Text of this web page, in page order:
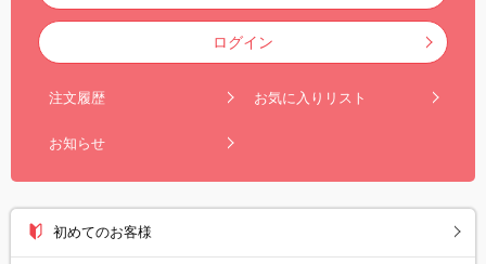
ログイン
注文履歴 お気に入りリスト
お知らせ
初めてのお客様